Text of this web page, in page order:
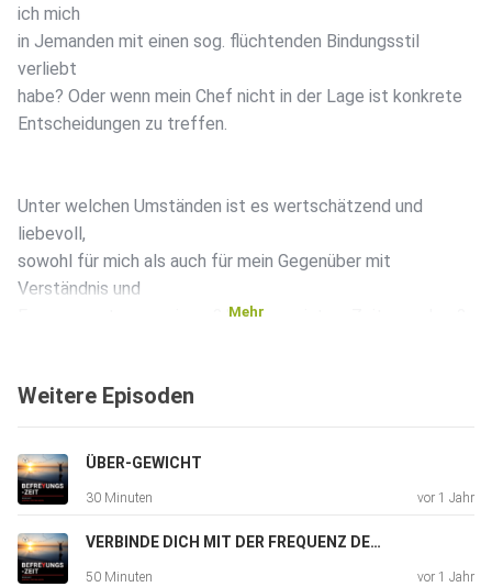
ich mich
in Jemanden mit einen sog. flüchtenden Bindungsstil
verliebt
habe? Oder wenn mein Chef nicht in der Lage ist konkrete
Entscheidungen zu treffen.
Unter welchen Umständen ist es wertschätzend und
liebevoll,
sowohl für mich als auch für mein Gegenüber mit
Verständnis und
Engagement zu reagieren? Und wann ist es Zeit zu gehen?
Gemeinsam für befreyte Zeiten. JANINA FREYNHAGEN
Website: https://befreyung.com Hier meine Empfehlungen,
samt
Links zu den Folgen:
Mehr
Weitere Episoden
ÜBER-GEWICHT
30 Minuten vor 1 Jahr
VERBINDE DICH MIT DER FREQUENZ DER FÜLLE
50 Minuten vor 1 Jahr